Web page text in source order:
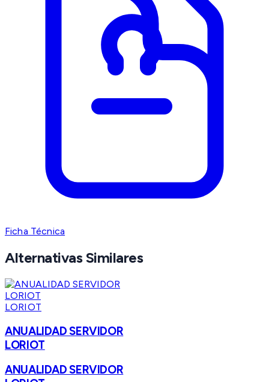
Ficha Técnica
Alternativas Similares
LORIOT
ANUALIDAD SERVIDOR
LORIOT
ANUALIDAD SERVIDOR